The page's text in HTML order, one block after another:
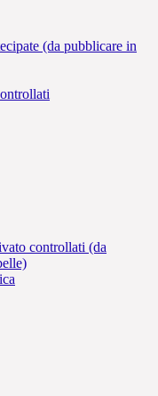
(da pubblicare in
controllati (da